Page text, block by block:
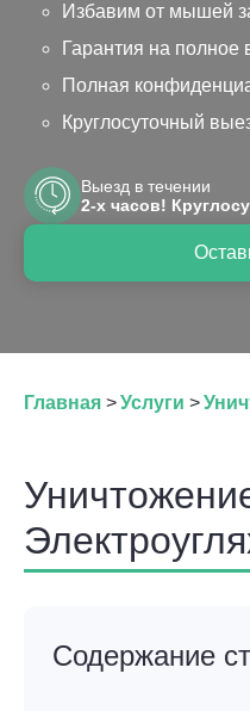
Избавим от мышей
Гарантия на полное
Полная
Круглосуточный
Выезд в течении
2-х часов!
Главная >Услуги >
Содержание